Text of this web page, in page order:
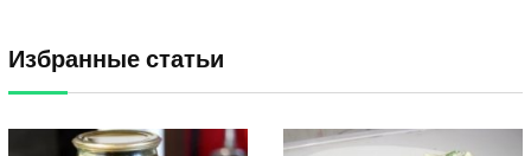
Избранные статьи